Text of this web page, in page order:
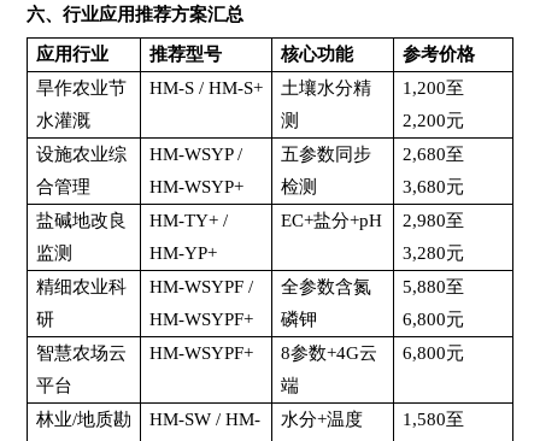
六、行业应用推荐方案汇总
应用行业 推荐型号 核心功能
参考价格
旱作农业节
水灌溉
HM-S / HM-S+
土壤水分精
测
1,200至
2,200元
设施农业综
合管理
HM-WSYP /
HM-WSYP+
五参数同步
检测
2,680至
3,680元
盐碱地改良
监测
HM-TY+ /
HM-YP+
EC+盐分+pH
2,980至
3,280元
精细农业科
研
HM-WSYPF /
HM-WSYPF+
全参数含氮
磷钾
5,880至
6,800元
智慧农场云
平台
HM-WSYPF+
8参数+4G云
端
6,800元
林业/地质勘
HM-SW / HM-
水分+温度
1,580至